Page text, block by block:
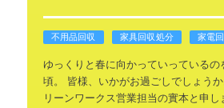
不用品回収 家具回収処分 家電
ゆっくりと春に向かっていっているの
頃。
皆様、いかがお過ごしでしょうか
リーンワークス営業担当の實本と申し